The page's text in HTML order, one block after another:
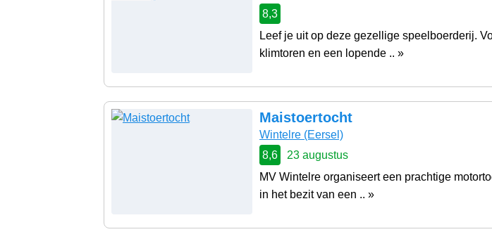
8,3
Leef je uit op deze gezellige speelboerderij.
klimtoren en een lopende .. »
Maistoertocht
Wintelre (Eersel)
8,6
23 augustus
MV Wintelre organiseert een prachtige
in het bezit van een .. »